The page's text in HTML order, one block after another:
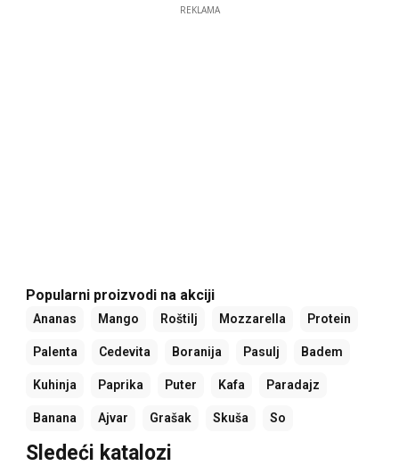
REKLAMA
Popularni proizvodi na akciji
Ananas Mango Roštilj Mozzarella Protein
Palenta Cedevita Boranija Pasulj Badem
Kuhinja Paprika Puter Kafa Paradajz
Banana Ajvar Grašak Skuša So
Sledeći katalozi